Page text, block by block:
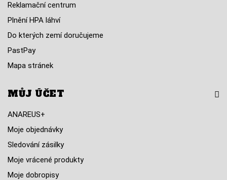
Reklamační centrum
Plnění HPA láhví
Do kterých zemí doručujeme
PastPay
Mapa stránek
MŮJ ÚČET
ANAREUS+
Moje objednávky
Sledování zásilky
Moje vrácené produkty
Moje dobropisy